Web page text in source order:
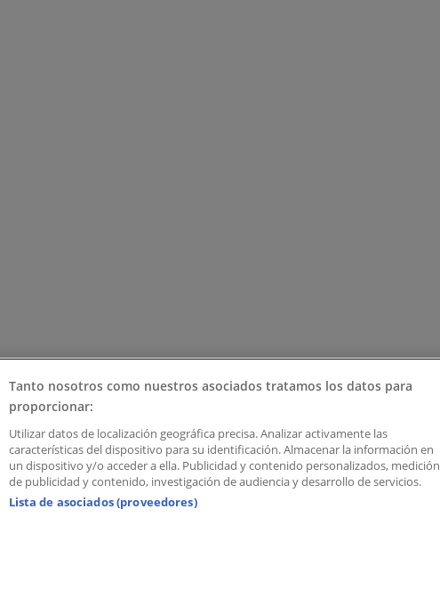
Barcelona, Spain
Tanto nosotros como nuestros asociados tratamos los datos para
proporcionar:
Utilizar datos de localización geográfica precisa. Analizar activamente las
características del dispositivo para su identificación. Almacenar la información en
un dispositivo y/o acceder a ella. Publicidad y contenido personalizados, medición
de publicidad y contenido, investigación de audiencia y desarrollo de servicios.
Lista de asociados (proveedores)